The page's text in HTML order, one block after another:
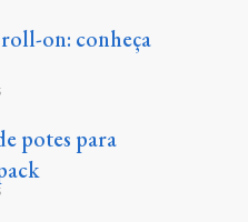
on: conheça
potes para